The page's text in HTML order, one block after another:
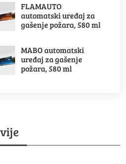
FLAMAUTO
automatski uređaj za
gašenje požara, 580 ml
MABO automatski
uređaj za gašenje
požara, 580 ml